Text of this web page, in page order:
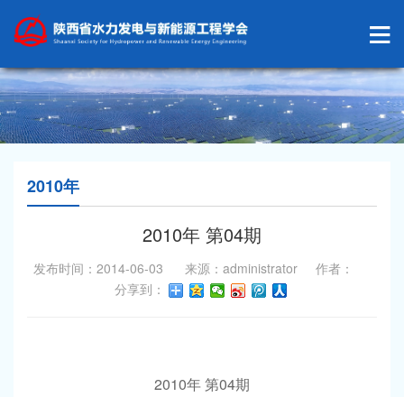
2010年
2010年 第04期
发布时间：2014-06-03 来源：administrator 作者：
分享到：
2010年 第04期